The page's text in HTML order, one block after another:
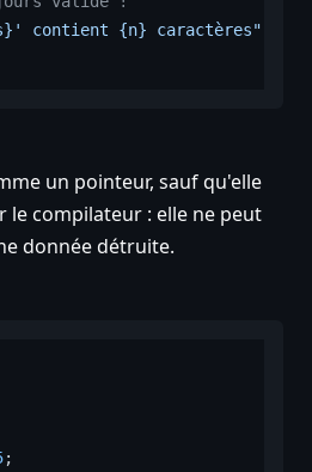
contient {n} caractères"
un pointeur, sauf qu'elle
le compilateur : elle ne peut
donnée détruite.
;